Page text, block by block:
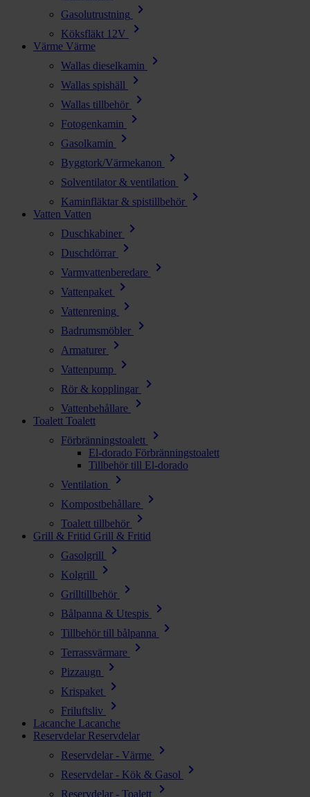
Gasolutrustning chevron_right
Köksfläkt 12V chevron_right
Värme Värme
Wallas dieselkamin
chevron_right
Wallas spishäll chevron_right
Wallas tillbehör chevron_right
Fotogenkamin chevron_right
Gasolkamin chevron_right
Byggtork/Värmekanon chevron_right
Solventilator & ventilation chevron_right
Kaminfläktar & spistillbehör chevron_right
Vatten Vatten
Duschkabiner
chevron_right
Duschdörrar chevron_right
Varmvattenberedare chevron_right
Vattenpaket chevron_right
Vattenrening chevron_right
Badrumsmöbler chevron_right
Armaturer chevron_right
Vattenpump chevron_right
Rör & kopplingar chevron_right
Vattenbehållare chevron_right
Toalett Toalett
Förbränningstoalett
chevron_right
El-dorado Förbränningstoalett
Tillbehör till El-dorado
Ventilation
chevron_right
Kompostbehållare chevron_right
Toalett tillbehör chevron_right
Grill & Fritid Grill & Fritid
Gasolgrill
chevron_right
Kolgrill chevron_right
Grilltillbehör chevron_right
Bålpanna & Utespis chevron_right
Tillbehör till bålpanna chevron_right
Terrassvärmare chevron_right
Pizzaugn chevron_right
Krispaket chevron_right
Friluftsliv chevron_right
Lacanche Lacanche
Reservdelar Reservdelar
Reservdelar - Värme
chevron_right
Reservdelar - Kök & Gasol chevron_right
Reservdelar - Toalett chevron_right